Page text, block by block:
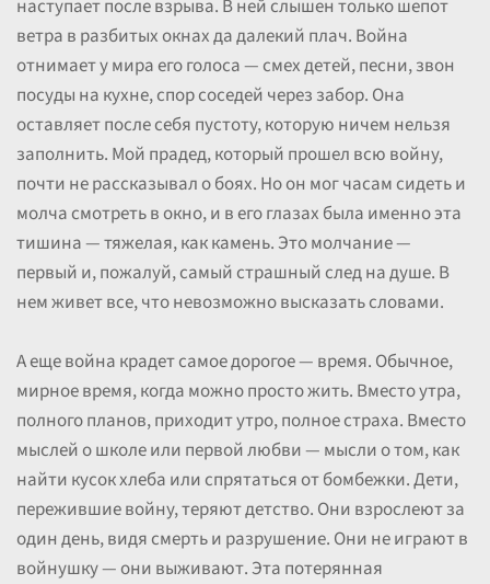
наступает после взрыва. В ней слышен только шепот
ветра в разбитых окнах да далекий плач. Война
отнимает у мира его голоса — смех детей, песни, звон
посуды на кухне, спор соседей через забор. Она
оставляет после себя пустоту, которую ничем нельзя
заполнить. Мой прадед, который прошел всю войну,
почти не рассказывал о боях. Но он мог часам сидеть и
молча смотреть в окно, и в его глазах была именно эта
тишина — тяжелая, как камень. Это молчание —
первый и, пожалуй, самый страшный след на душе. В
нем живет все, что невозможно высказать словами.
А еще война крадет самое дорогое — время. Обычное,
мирное время, когда можно просто жить. Вместо утра,
полного планов, приходит утро, полное страха. Вместо
мыслей о школе или первой любви — мысли о том, как
найти кусок хлеба или спрятаться от бомбежки. Дети,
пережившие войну, теряют детство. Они взрослеют за
один день, видя смерть и разрушение. Они не играют в
войнушку — они выживают. Эта потерянная